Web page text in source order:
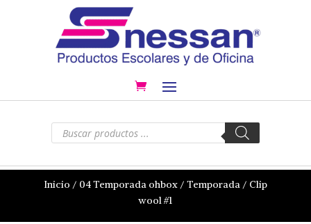
Búsqueda
productos
Inicio / 04 Temporada ohbox/ Temporada / Clip
wool #1